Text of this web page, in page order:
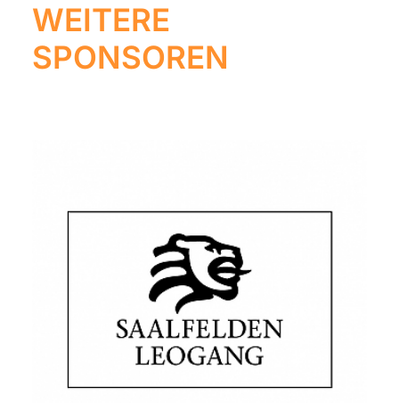
WEITERE
SPONSOREN